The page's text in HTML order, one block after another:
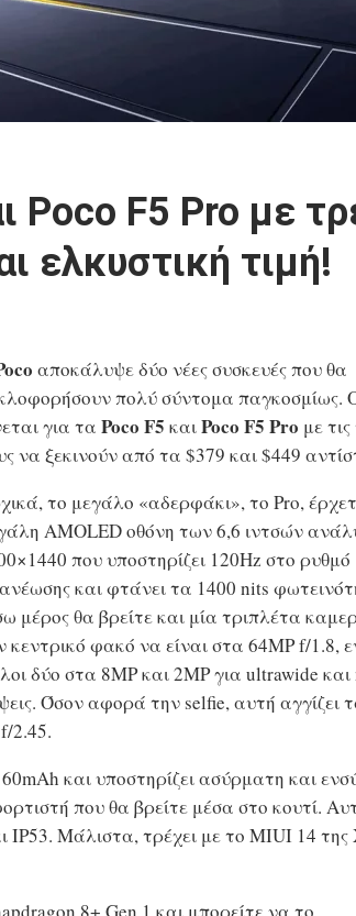
Poco F5 Pro με
ελκυστική τιμή!
αποκάλυψε δύο νέες συσκευές που θα
πολύ σύντομα παγκοσμίως.
για τα Poco F5 καιPoco F5 Pro με
να ξεκινούν από τα $379 και $449
το μεγάλο «αδερφάκι», το Pro,
AMOLED οθόνη των 6,6 ιντσών
που υποστηρίζει 120Hz στο ρυθμό
και φτάνει τα 1400 nits
μέρος θα βρείτε και μία τριπλέτα
κεντρικό φακό να είναι στα 64MP f/1.8,
δύο στα 8MP και 2MP για ultrawide και
Όσον αφορά την selfie, αυτή αγγίζει
2.45.
και υποστηρίζει ασύρματη και
που θα βρείτε μέσα στο κουτί.
IP53. Μάλιστα, τρέχει με το MIUI 14 της